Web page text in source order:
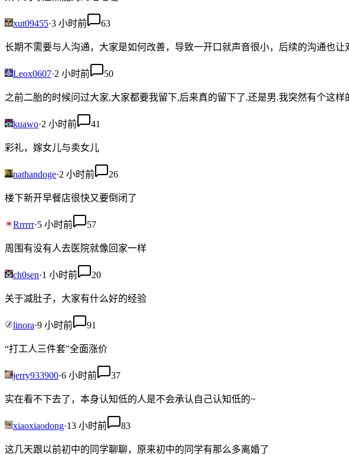
xut09455·3 小时前 63
长期不需要与人沟通，大家是如何改善，导致一开口就声音很小，后续的沟通也让
Leox0607·2 小时前 50
之前二胎的时候问过大家,大家都要我留下,后来真的留下了.还是男.我突然有个这样
kuawo·2 小时前 41
彩礼，嫁女儿与卖女儿
nathandoge·2 小时前 26
楼下新开早餐店很快又要倒闭了
Rrrrrr·5 小时前 57
周围有没有人去医院就像回家一样
ch0sen·1 小时前 20
关于减肚子，大家有什么好的经验
linora·9 小时前 91
“打工人三件套”全面涨价
jerry933900·6 小时前 37
实在看不下去了，本身认知低的人是不会承认自己认知低的~
xiaoxiaodong·13 小时前 83
这几天跟以前初中的同学聊聊，原来初中的同学有那么多离婚了